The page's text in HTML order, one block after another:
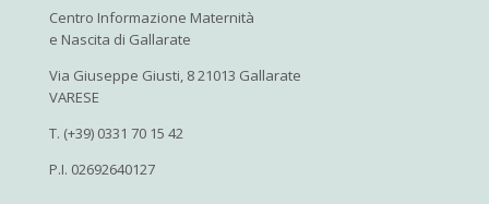
Centro Informazione Maternità
e Nascita di Gallarate
Via Giuseppe Giusti, 8 21013 Gallarate
VARESE
T. (+39) 0331 70 15 42
P.I. 02692640127